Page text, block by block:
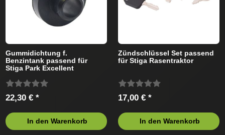
Gummidichtung f.
Benzintank passend für
Stiga Park Excellent
22,30 € *
In den Warenkorb
Zündschlüssel Set passend
für Stiga Rasentraktor
17,00 € *
In den Warenkorb